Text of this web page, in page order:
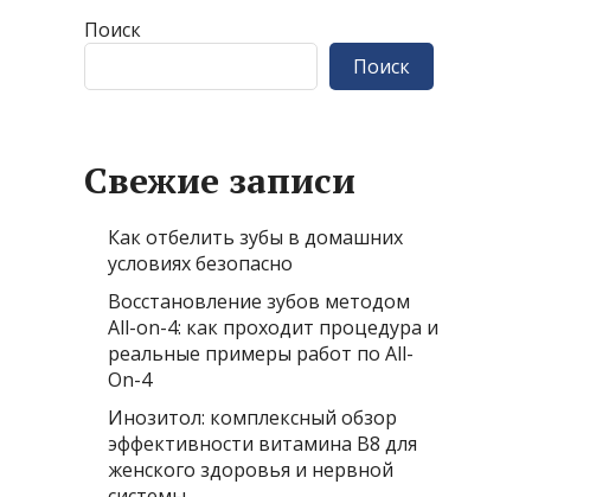
Поиск
Поиск
Свежие записи
Как отбелить зубы в домашних
условиях безопасно
Восстановление зубов методом
All-on-4: как проходит процедура и
реальные примеры работ по All-
On-4
Инозитол: комплексный обзор
эффективности витамина B8 для
женского здоровья и нервной